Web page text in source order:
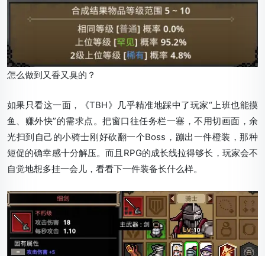
怎么做到又香又臭的？
如果只看这一面，《TBH》几乎精准地踩中了玩家“上班也能摸
鱼、赚外快”的需求点。把窗口往任务栏一塞，不用切画面，余
光扫到自己的小骑士刚好砍翻一个Boss，蹦出一件橙装，那种
短促的确幸感十分解压。而且RPG的成长线拉得够长，玩家会不
自觉地想多挂一会儿，看看下一件装备长什么样。